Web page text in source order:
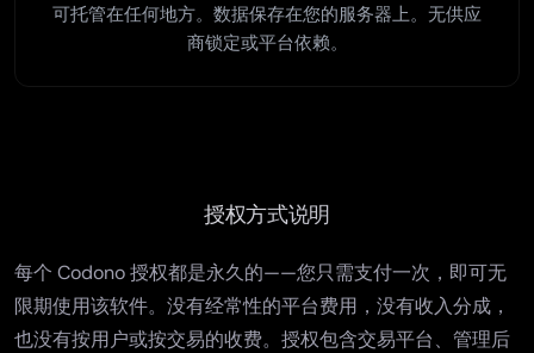
可托管在任何地方。数据保存在您的服务器上。无供应
商锁定或平台依赖。
授权方式说明
每个 Codono 授权都是永久的——您只需支付一次，即可无
限期使用该软件。没有经常性的平台费用，没有收入分成，
也没有按用户或按交易的收费。授权包含交易平台、管理后